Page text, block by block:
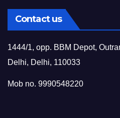
Contact us
1444/1, opp. BBM Depot,
Delhi, Delhi, 110033
Mob no. 9990548220